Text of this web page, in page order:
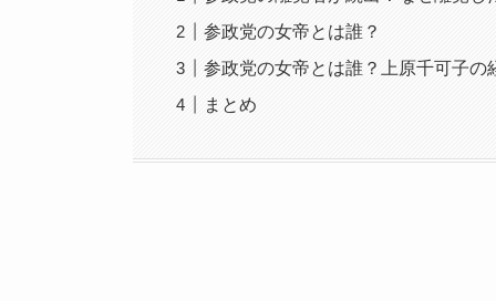
参政党の女帝とは誰？
参政党の女帝とは誰？上原千可子の
まとめ